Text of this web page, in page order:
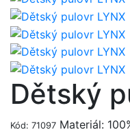
Dětský
Kód: 71097 Materiál: